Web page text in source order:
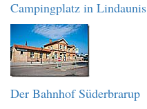
Campingplatz in Lindaunis
Der Bahnhof Süderbrarup